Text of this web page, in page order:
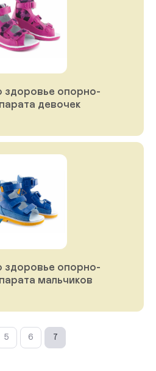
здоровье опорно-
девочек
здоровье опорно-
мальчиков
5 6 7